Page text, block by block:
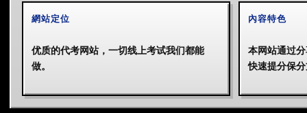
網站定位
优质的代考网站，一切线上考试我们都能
做。
內容特色
本网站通过
快速提分保分